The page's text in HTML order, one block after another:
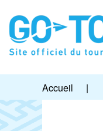
Accueil |